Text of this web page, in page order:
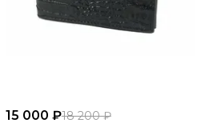
15 000 ₽18 200 ₽